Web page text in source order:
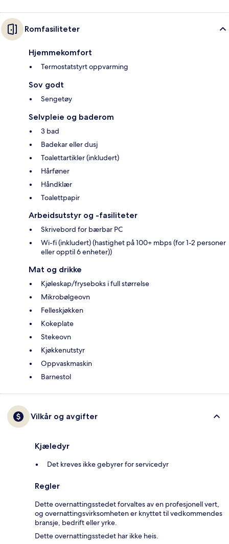
Romfasiliteter
Hjemmekomfort
Termostatstyrt oppvarming
Sov godt
Sengetøy
Selvpleie og baderom
3 bad
Badekar eller dusj
Toalettartikler (inkludert)
Hårføner
Håndklær
Toalettpapir
Arbeidsutstyr og -fasiliteter
Skrivebord for bærbar PC
Wi-fi (inkludert) (hastighet på 100+ mbps (for 1-2 personer
eller opptil 6 enheter))
Mat og drikke
Kjøleskap/fryseboks i full størrelse
Mikrobølgeovn
Felleskjøkken
Kokeplate
Stekeovn
Kjøkkenutstyr
Oppvaskmaskin
Barnestol
Vilkår og avgifter
Kjæledyr
Det kreves ikke gebyrer for servicedyr
Regler
Dette overnattingsstedet forvaltes av en profesjonell vert,
og overnattingsvirksomheten er knyttet til vedkommendes
bransje, bedrift eller yrke.
Dette overnattingsstedet har ikke heis.